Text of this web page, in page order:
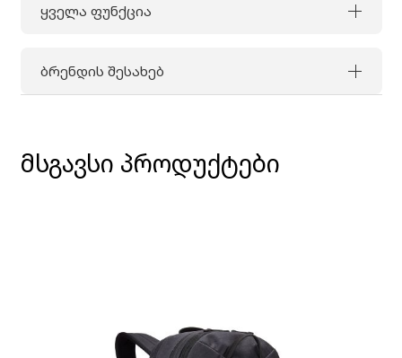
ყველა ფუნქცია
ბრენდის შესახებ
მსგავსი პროდუქტები